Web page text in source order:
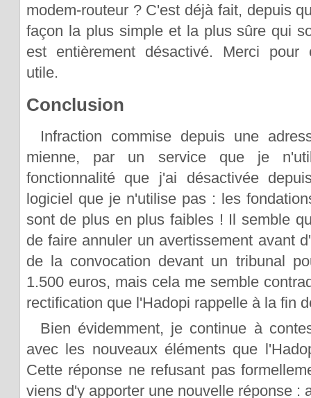
modem-routeur ? C'est déjà fait, depuis
façon la plus simple et la plus sûre qui
est entièrement désactivé. Merci pour
utile.
Conclusion
Infraction commise depuis une
mienne, par un service que je
fonctionnalité que j'ai désactivée
logiciel que je n'utilise pas : les
sont de plus en plus faibles ! Il semble
de faire annuler un avertissement avant
de la convocation devant un tribunal
1.500 euros, mais cela me semble
rectification que l'Hadopi rappelle à la fin
Bien évidemment, je continue à
avec les nouveaux éléments que
Cette réponse ne refusant pas
viens d'y apporter une nouvelle réponse :